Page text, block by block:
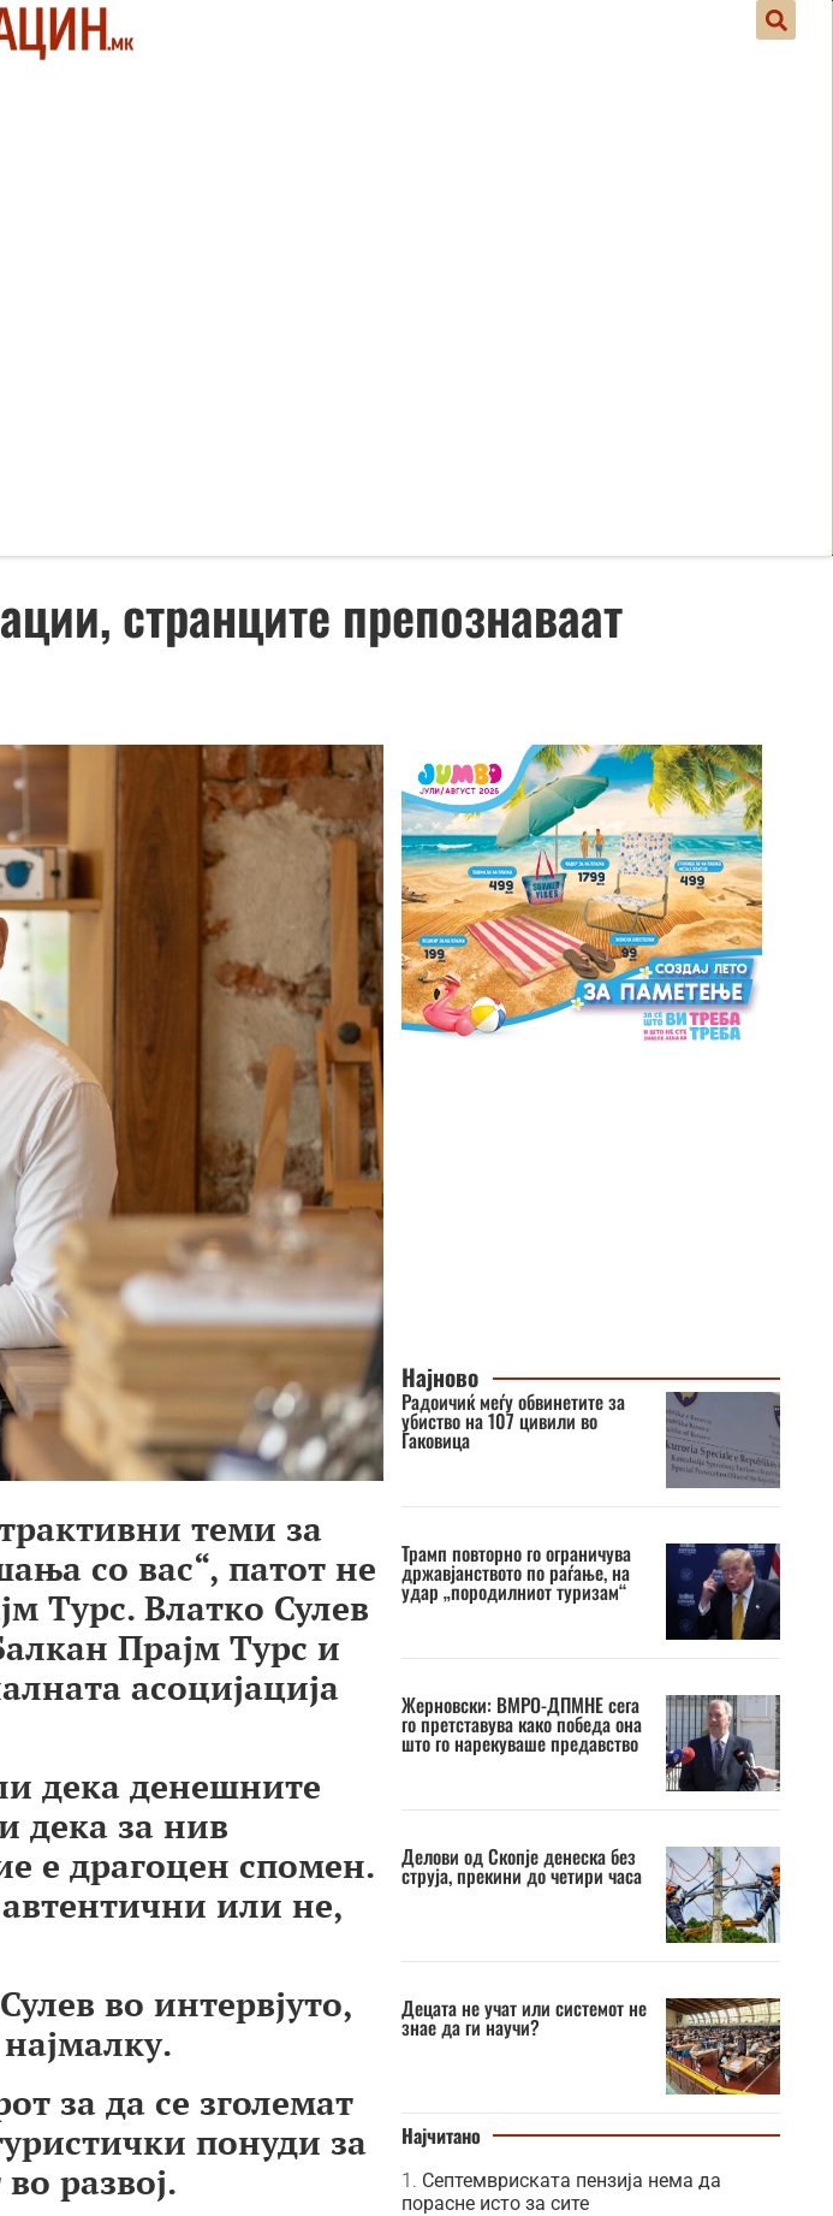
странците препознаваат
теми за
со вас“, патот не
Турс. Влатко Сулев
Прајм Турс и
асоцијација
дека денешните
дека за нив
е драгоцен спомен.
или не,
во интервјуто,
за да се зголемат
понуди за
развој.
Најново
Радоичиќ меѓу обвинетите за
убиство на 107 цивили во
Ѓаковица
Трамп повторно го ограничува
државјанството по раѓање, на
удар „породилниот туризам“
Жерновски: ВМРО-ДПМНЕ сега
го претставува како победа она
што го нарекуваше предавство
Делови од Скопје денеска без
струја, прекини до четири часа
Децата не учат или системот не
знае да ги научи?
Најчитано
Септемвриската пензија нема да
порасне исто за сите